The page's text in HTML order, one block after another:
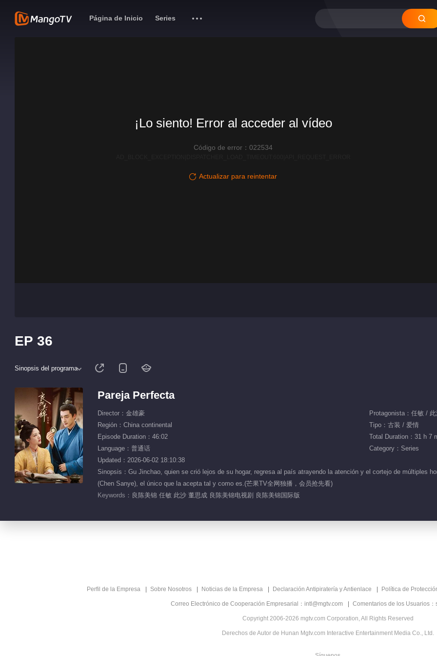
Página de Inicio Series
¡Lo siento! Error al acceder al vídeo
Código de error：022534
Actualizar para reintentar
EP 36
Sinopsis del programa
Pareja Perfecta
Director：金雄豪
Protagonista：任敏 /
Región：China continental
Tipo：古装 / 爱情
Episode Duration：46:02
Total Duration：31 h 7
Language：普通话
Category：Series
Updated：2026-06-02 18:10:38
Sinopsis：Gu Jinchao, quien se crió lejos de su hogar, regresa al país atrayendo la atención y el cortejo de múltiples
(Chen Sanye), el único que la acepta tal y como es.(芒果TV全网独播，会员抢先看)
Keywords： 良陈美锦 任敏 此沙 董思成 良陈美锦电视剧 良陈美锦国际版
Perfil de la Empresa Sobre Nosotros Noticias de la Empresa Declaración Antipiratería y Antienlace Política de
Correo Electrónico de Cooperación Empresarial：intl@mgtv.com Comentarios de los Usuarios：
Copyright 2006-2026 mgtv.com Corporation, All Rights Reserved
Derechos de Autor de Hunan Mgtv.com Interactive Entertainment Media Co., Ltd.